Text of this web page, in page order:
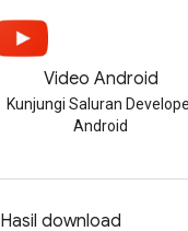
Video Android
Kunjungi Saluran
Android
Hasil download